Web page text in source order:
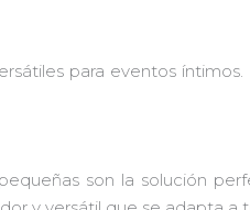
para eventos
son la solución